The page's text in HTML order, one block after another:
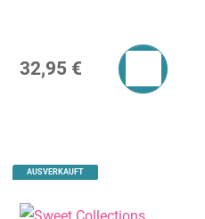
32,95 €
AUSVERKAUFT